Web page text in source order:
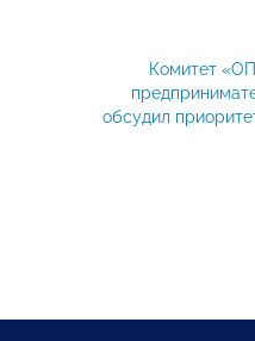
Комитет
обсудил